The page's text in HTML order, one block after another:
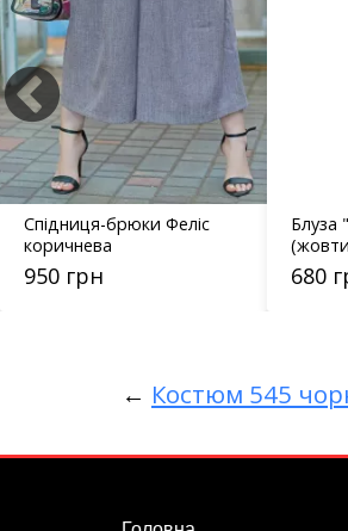
Спідниця-брюки Феліс
коричнева
950 грн
Блуза
680
← Костюм 545